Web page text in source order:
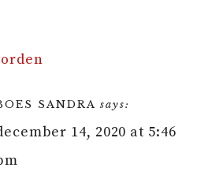
SANDRA says:
14, 2020 at 5:46